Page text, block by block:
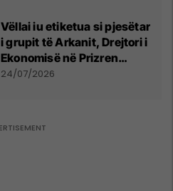
Vëllai iu etiketua si pjesëtar
i grupit të Arkanit, Drejtori i
Ekonomisë në Prizren
mohon pretendimet
24/07/2026